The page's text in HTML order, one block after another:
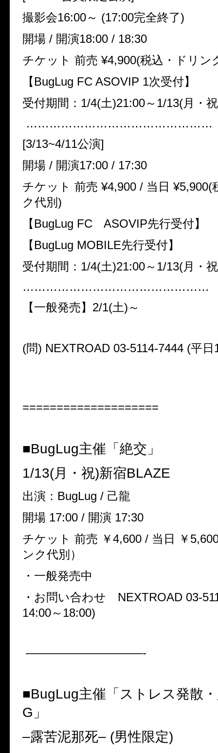
撮影会16:00～ (17:00完全終了)
開場 / 開演18:00 / 18:30
チケット 前売 ¥4,900(税込・ドリン
【 BugLug FC ASOVIP 1次受付】
受付期間： 1/4(土)21:00～ 1/13(月・祝
…………………………………………
[3/13~4/11公演]
開場 / 開演17:00 / 17:30
チケット 前売 ¥4,900 / 当日 ¥5,900(
ク代別 )
【 BugLug FC ASOVIP先行受付】
【 BugLug MOBILE先行受付】
受付期間： 1/4(土)21:00～ 1/13(月・祝
…………………………………………
【一般発売】 2/1(土) ～
(問) NEXTROAD 03-5114-7444 (平日
====================
■BugLug主催「絶交」
1/13(月・祝)新宿BLAZE
出演： BugLug / 己龍
開場 17:00 / 開演 17:30
チケット 前売 ￥4,600 / 当日 ￥
ンク代別）
・一般発売中
・お問い合わせ NEXTROAD 03-
14:00～ 18:00)
——————————-
■BugLug主催「ストレス発散
G 」
–露苦泥那死– (男性限定)